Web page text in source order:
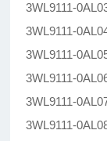
3WL9111-
3WL9111-
3WL9111-
3WL9111-
3WL9111-
3WL9111-